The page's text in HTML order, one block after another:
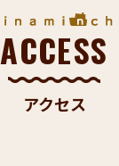
ACCESS
アクセス